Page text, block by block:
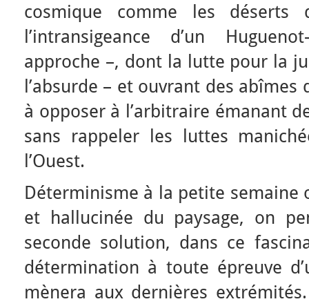
cosmique comme les déserts
l’intransigeance d’un
approche –, dont la lutte pour la
l’absurde – et ouvrant des
à opposer à l’arbitraire émanant
sans rappeler les luttes
l’Ouest.
Déterminisme à la petite
et hallucinée du paysage, on
seconde solution, dans ce
détermination à toute épreuve
mènera aux dernières